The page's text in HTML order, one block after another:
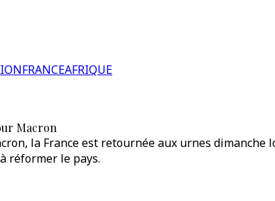
FRANCEAFRIQUE
Macron
la France est retournée aux urnes
réformer le pays.